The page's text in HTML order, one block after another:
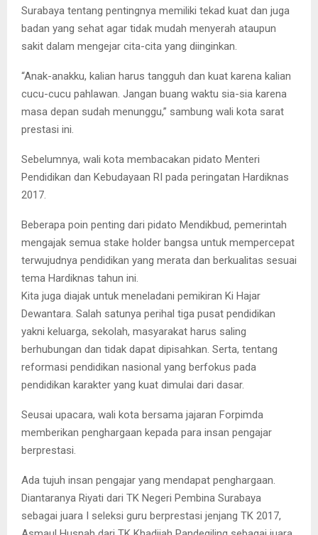
Surabaya tentang pentingnya memiliki tekad kuat dan juga
badan yang sehat agar tidak mudah menyerah ataupun
sakit dalam mengejar cita-cita yang diinginkan.
“Anak-anakku, kalian harus tangguh dan kuat karena kalian
cucu-cucu pahlawan. Jangan buang waktu sia-sia karena
masa depan sudah menunggu,” sambung wali kota sarat
prestasi ini.
Sebelumnya, wali kota membacakan pidato Menteri
Pendidikan dan Kebudayaan RI pada peringatan Hardiknas
2017.
Beberapa poin penting dari pidato Mendikbud, pemerintah
mengajak semua stake holder bangsa untuk mempercepat
terwujudnya pendidikan yang merata dan berkualitas sesuai
tema Hardiknas tahun ini.
Kita juga diajak untuk meneladani pemikiran Ki Hajar
Dewantara. Salah satunya perihal tiga pusat pendidikan
yakni keluarga, sekolah, masyarakat harus saling
berhubungan dan tidak dapat dipisahkan. Serta, tentang
reformasi pendidikan nasional yang berfokus pada
pendidikan karakter yang kuat dimulai dari dasar.
Seusai upacara, wali kota bersama jajaran Forpimda
memberikan penghargaan kepada para insan pengajar
berprestasi.
Ada tujuh insan pengajar yang mendapat penghargaan.
Diantaranya Riyati dari TK Negeri Pembina Surabaya
sebagai juara I seleksi guru berprestasi jenjang TK 2017,